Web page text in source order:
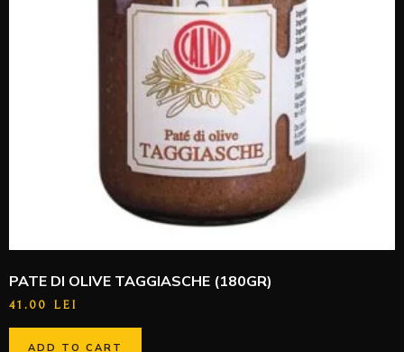
PATE DI OLIVE TAGGIASCHE (180GR)
41.00 LEI
ADD TO CART